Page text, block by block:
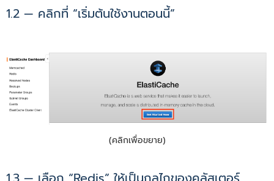
1.2 — คลิกที่ “เริ่มต้นใช้งานตอนนี้”
(คลิกเพื่อขยาย)